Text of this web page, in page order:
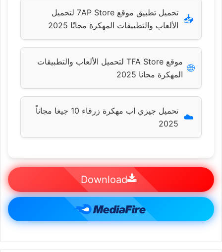
📥
تحميل تطبيق موقع 7AP Store لتحميل
الألعاب والتطبيقات المهكرة مجانًا 2025
🌐
موقع TFA Store لتحميل الألعاب والتطبيقات
المهكرة مجانا 2025
☁️
تحميل جيزي اب مهكرة زرقاء 10 جيغا مجاناً
2025
Download